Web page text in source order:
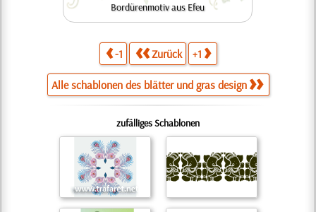
Bordürenmotiv aus Efeu
-1 Zurück +1
Alle schablonen des blätter und gras design
zufälliges Schablonen